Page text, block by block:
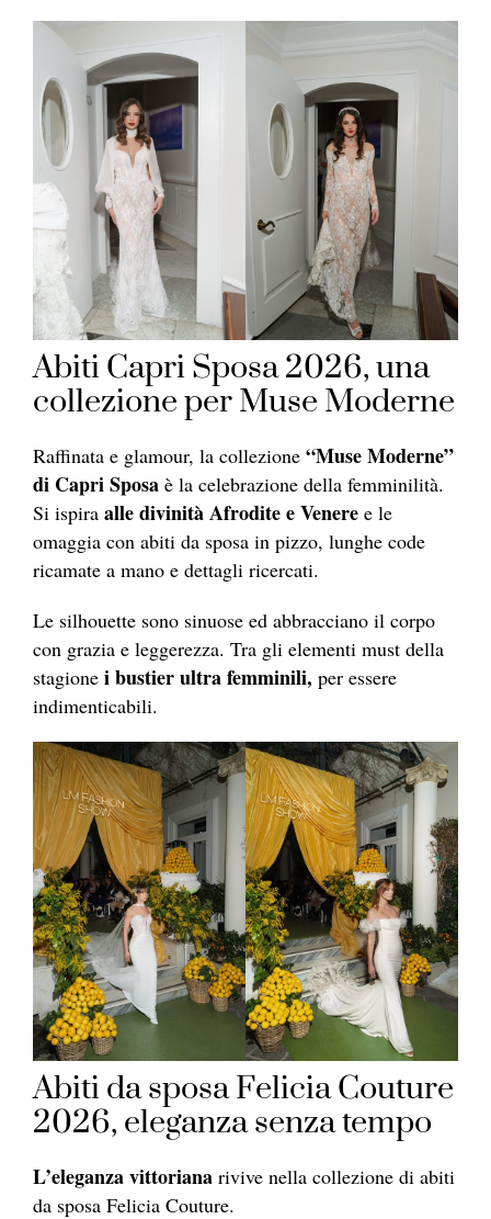
Abiti Capri Sposa 2026, una
collezione per Muse Moderne
Raffinata e glamour, la collezione “Muse Moderne”
di Capri Sposa è la celebrazione della femminilità.
Si ispira alle divinità Afrodite e Venere e le
omaggia con abiti da sposa in pizzo, lunghe code
ricamate a mano e dettagli ricercati.
Le silhouette sono sinuose ed abbracciano il corpo
con grazia e leggerezza. Tra gli elementi must della
stagione i bustier ultra femminili, per essere
indimenticabili.
Abiti da sposa Felicia Couture
2026, eleganza senza tempo
L’eleganza vittoriana rivive nella collezione di abiti
da sposa Felicia Couture.